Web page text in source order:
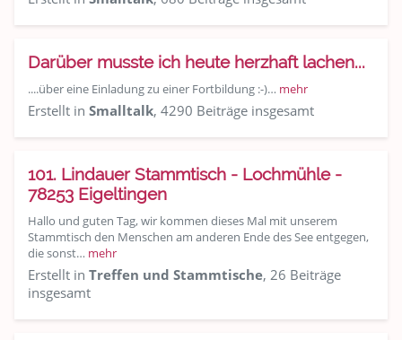
Darüber musste ich heute herzhaft lachen...
....über eine Einladung zu einer Fortbildung :-)… mehr
Erstellt in Smalltalk, 4290 Beiträge insgesamt
101. Lindauer Stammtisch - Lochmühle -
78253 Eigeltingen
Hallo und guten Tag, wir kommen dieses Mal mit unserem
Stammtisch den Menschen am anderen Ende des See entgegen,
die sonst… mehr
Erstellt in Treffen und Stammtische, 26 Beiträge
insgesamt